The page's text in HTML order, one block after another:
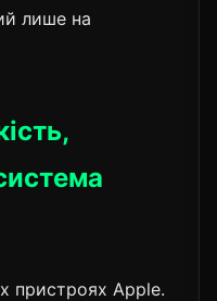
лише на
пристроях Apple.